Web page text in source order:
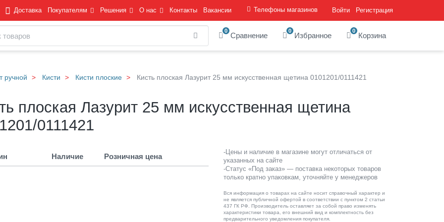
Доставка Покупателям Решения О нас Контакты Вакансии Телефоны магазинов Войти Регистрация
Найти 0
Сравнение
0
Избранное
0
Корзина
ручной Кисти Кисти плоские Кисть плоская Лазурит 25 мм искусственная щетина 0101201/0111421
плоская Лазурит 25 мм искусственная щетина
0111421
Наличие Розничная цена
-Цены и наличие в магазине могут отличаться от
указанных на сайте
-Статус «Под заказ» — поставка некоторых товаров
только кратно упаковкам, уточняйте у менеджеров
Вся информация о товарах на сайте носит справочный характер и
не является публичной офертой в соответствии с пунктом 2 статьи
437 ГК РФ. Производитель оставляет за собой право изменять
характеристики товара, его внешний вид и комплектность без
предварительного уведомления покупателя.